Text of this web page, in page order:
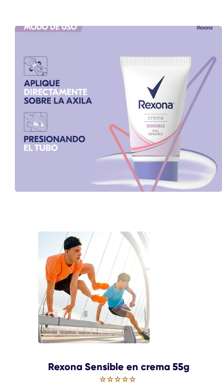
Rexona Sensible en crema 55g
No